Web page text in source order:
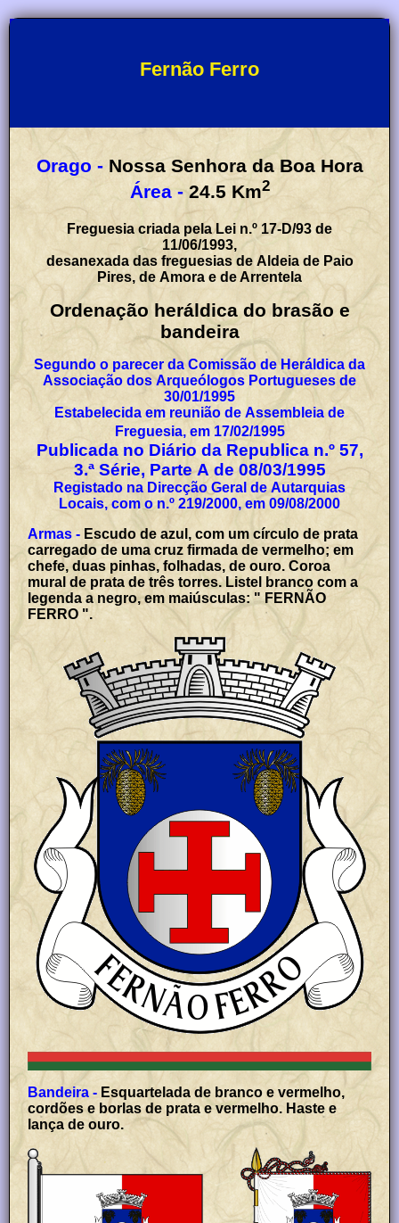
Fernão Ferro
Orago - Nossa Senhora da Boa Hora
Área - 24.5 Km2
Freguesia criada pela Lei n.º 17-D/93 de
11/06/1993,
desanexada das freguesias de Aldeia de Paio
Pires, de Amora e de Arrentela
Ordenação heráldica do brasão e
bandeira
Segundo o parecer da Comissão de Heráldica da
Associação dos Arqueólogos Portugueses de
30/01/1995
Estabelecida em reunião de Assembleia de
Freguesia, em 17/02/1995
Publicada no Diário da Republica n.º 57,
3.ª Série, Parte A de 08/03/1995
Registado na Direcção Geral de Autarquias
Locais, com o n.º 219/2000, em 09/08/2000
Armas - Escudo de azul, com um círculo de prata
carregado de uma cruz firmada de vermelho; em
chefe, duas pinhas, folhadas, de ouro. Coroa
mural de prata de três torres. Listel branco com a
legenda a negro, em maiúsculas: " FERNÃO
FERRO ".
Bandeira - Esquartelada de branco e vermelho,
cordões e borlas de prata e vermelho. Haste e
lança de ouro.